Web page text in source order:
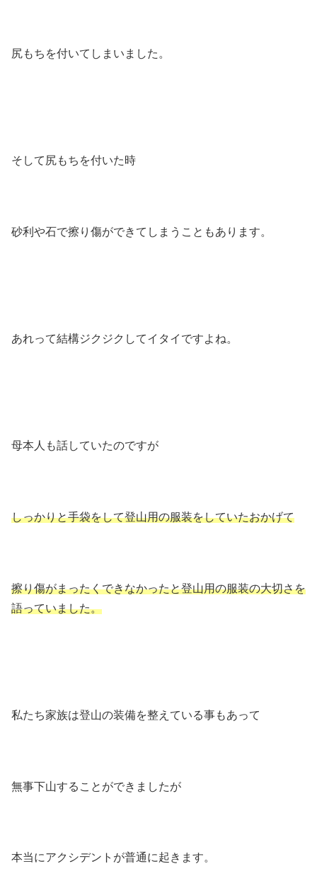
尻もちを付いてしまいました。
そして尻もちを付いた時
砂利や石で擦り傷ができてしまうこともあります。
あれって結構ジクジクしてイタイですよね。
母本人も話していたのですが
しっかりと手袋をして登山用の服装をしていたおかげて
擦り傷がまったくできなかったと登山用の服装の大切さを
語っていました。
私たち家族は登山の装備を整えている事もあって
無事下山することができましたが
本当にアクシデントが普通に起きます。